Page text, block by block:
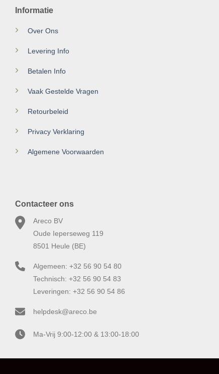
Informatie
Over Ons
Levering Info
Betalen Info
Vaak Gestelde Vragen
Retourbeleid
Privacy Verklaring
Algemene Voorwaarden
Contacteer ons
Areco BV
Oude Ieperseweg 119
8501 Heule (BE)
Algemeen: +32 56 90 54 80
Technisch: +32 56 90 54 83
Leveringen: +32 56 90 54 86
helpdesk@areco.be
Ma-Vrij 9:00-12:00 & 13:00-18:00